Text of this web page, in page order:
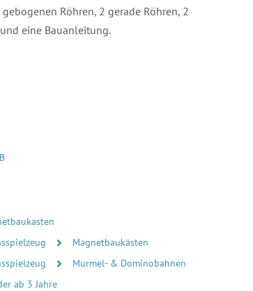
Röhren, 2 gerade Röhren, 2
eine Bauanleitung.
Magnetbaukästen
Murmel- & Dominobahnen
ab 3 Jahre